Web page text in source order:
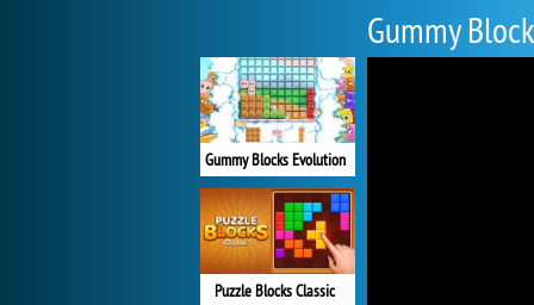
Gummy
Gummy Blocks Evolution
Puzzle Blocks Classic